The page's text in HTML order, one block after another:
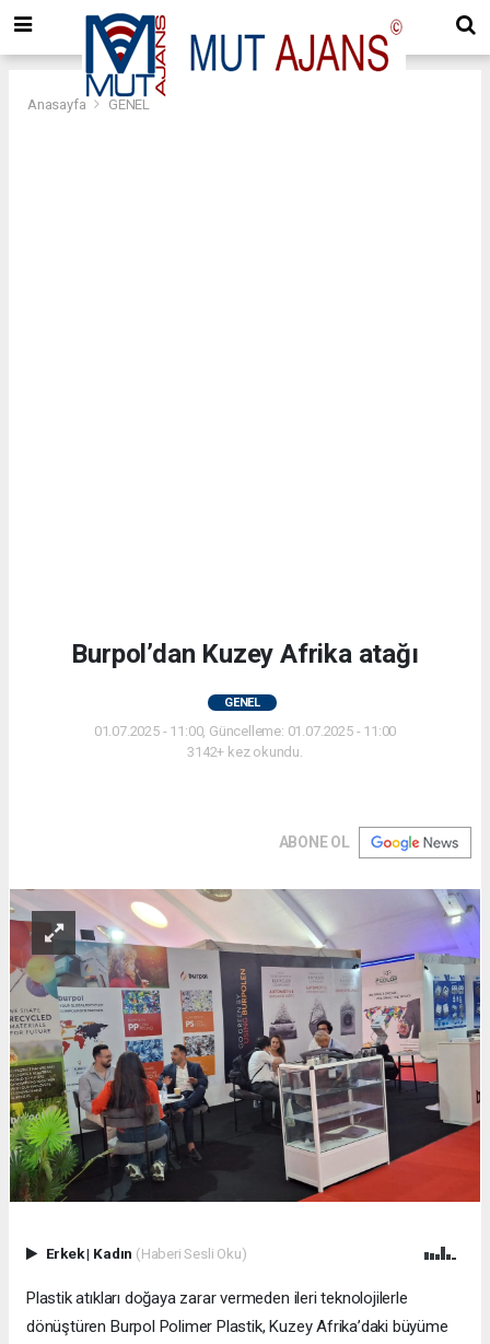
Anasayfa GENEL
Burpol’dan Kuzey Afrika atağı
GENEL
01.07.2025 - 11:00, Güncelleme: 01.07.2025 - 11:00
3142+ kez okundu.
ABONE OL
Erkek| Kadın (Haberi Sesli Oku)
Plastik atıkları doğaya zarar vermeden ileri teknolojilerle
dönüştüren Burpol Polimer Plastik, Kuzey Afrika’daki büyüme